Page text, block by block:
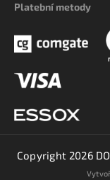
Platební metody
Copyright 2026